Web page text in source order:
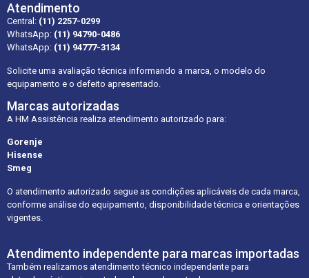
Atendimento
Central: (11) 2257-0299
WhatsApp: (11) 94790-0486
WhatsApp: (11) 94777-3134
Solicite uma avaliação técnica informando a marca, o modelo do
equipamento e o defeito apresentado.
Marcas autorizadas
A HM Assistência realiza atendimento autorizado para:
Gorenje
Hisense
Smeg
O atendimento autorizado segue as condições aplicáveis de cada marca,
conforme análise do equipamento, disponibilidade técnica e orientações
vigentes.
Atendimento independente para marcas importadas
Também realizamos atendimento técnico independente para